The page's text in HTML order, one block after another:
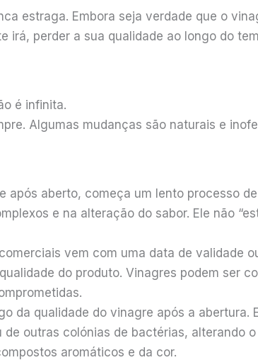
estraga. Embora seja verdade que o
irá, perder a sua qualidade ao longo do
é infinita.
Algumas mudanças são naturais e
aberto, começa um lento processo
e na alteração do sabor. Ele não
vem com uma data de validade
do produto. Vinagres podem ser
da qualidade do vinagre após a abertura.
outras colónias de bactérias, alterando
aromáticos e da cor.